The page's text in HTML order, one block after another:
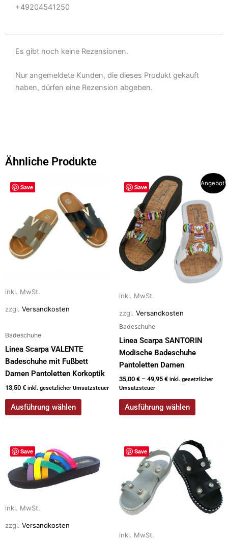
+49204541250
Es gibt noch keine Rezensionen.
Nur angemeldete Kunden, die dieses Produkt gekauft
haben, dürfen eine Rezension abgeben.
Ähnliche Produkte
Save
inkl. MwSt.
zzgl. Versandkosten
Badeschuhe
Linea Scarpa VALENTE
Badeschuhe mit Fußbett
Damen Pantoletten Korkoptik
13,50 € inkl. gesetzlicher Umsatzsteuer
Ausführung wählen
Dieses
Produkt
mehrere
Varianten
auf.
Die
auf
Produktseite
werden
Save
Angebot!
inkl. MwSt.
zzgl. Versandkosten
Badeschuhe
Linea Scarpa SANTORIN
Modische Badeschuhe
Pantoletten Damen
35,00 € – 49,95 € inkl. gesetzlicher
Umsatzsteuer
Ausführung wählen
Dieses
Produkt
weist
mehrere
Varianten
auf.
Die
Optionen
auf
Produktseite
gewählt
werden
Save
inkl. MwSt.
zzgl. Versandkosten
Dieses
Produkt
weist
mehrere
auf.
Optionen
Save
inkl. MwSt.
Dieses
Produkt
weist
mehrere
Varianten
auf.
Optionen